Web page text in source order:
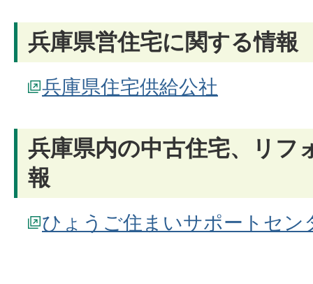
兵庫県営住宅に関する情報
兵庫県住宅供給公社
兵庫県内の中古住宅、リフ
報
ひょうご住まいサポートセン